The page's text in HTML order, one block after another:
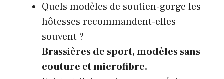
Quels modèles de soutien-gorge les
hôtesses recommandent-elles
souvent ?
Brassières de sport, modèles sans
couture et microfibre.